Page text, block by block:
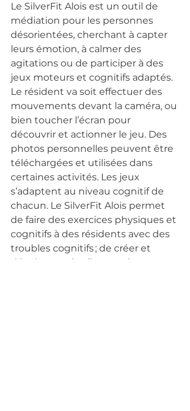
Le SilverFit Alois est un outil de
médiation pour les personnes
désorientées, cherchant à capter
leurs émotion, à calmer des
agitations ou de participer à des
jeux moteurs et cognitifs adaptés.
Le résident va soit effectuer des
mouvements devant la caméra, ou
bien toucher l’écran pour
découvrir et actionner le jeu. Des
photos personnelles peuvent être
téléchargées et utilisées dans
certaines activités. Les jeux
s’adaptent au niveau cognitif de
chacun. Le SilverFit Alois permet
de faire des exercices physiques et
cognitifs à des résidents avec des
troubles cognitifs ; de créer et
développer des liens sociaux avec